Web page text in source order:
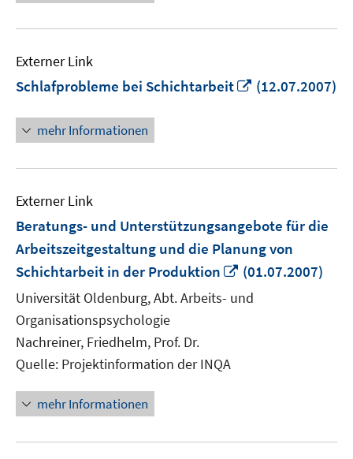
Externer Link
Schlafprobleme bei Schichtarbeit
In
(12.07.2007)
mehr Informationen
Externer Link
Beratungs- und Unterstützungsangebote für die
Arbeitszeitgestaltung und die Planung von
Schichtarbeit in der Produktion
In
neuem
Fenster
(01.07.2007)
Universität Oldenburg, Abt. Arbeits- und
Organisationspsychologie
Nachreiner, Friedhelm, Prof. Dr.
Quelle: Projektinformation der INQA
mehr Informationen